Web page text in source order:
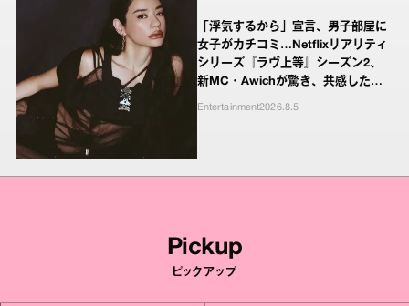
「浮気するから」宣言、男子部屋に
女子がカチコミ…Netflixリアリティ
シリーズ『ラヴ上等』シーズン2、
新MC・Awichが驚き、共感したヤ
Entertainment2026.8.5
Pickup
ピックアップ